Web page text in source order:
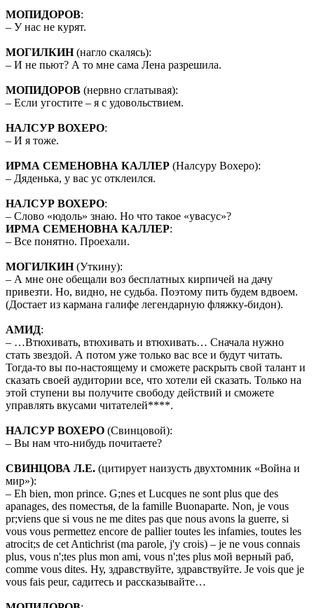
МОПИДОРОВ:
– У нас не курят.
МОГИЛКИН(нагло скалясь):
– И не пьют? А то мне сама Лена разрешила.
МОПИДОРОВ (нервно сглатывая):
– Если угостите – я с удовольствием.
НАЛСУР ВОХЕРО:
– И я тоже.
ИРМА СЕМЕНОВНА КАЛЛЕР (Налсуру Вохеро):
– Дяденька, у вас ус отклеился.
НАЛСУР ВОХЕРО:
– Слово «юдоль» знаю. Но что такое «увасус»?
ИРМА СЕМЕНОВНА КАЛЛЕР:
– Все понятно. Проехали.
МОГИЛКИН(Уткину):
– А мне оне обещали воз бесплатных кирпичей на дачу
привезти. Но, видно, не судьба. Поэтому пить будем вдвоем.
(Достает из кармана галифе легендарную фляжку-бидон).
АМИД:
– …Втюхивать, втюхивать и втюхивать… Сначала нужно
стать звездой. А потом уже только вас все и будут читать.
Тогда-то вы по-настоящему и сможете раскрыть свой талант и
сказать своей аудитории все, что хотели ей сказать. Только на
этой ступени вы получите свободу действий и сможете
управлять вкусами читателей****.
НАЛСУР ВОХЕРО (Свинцовой):
– Вы нам что-нибудь почитаете?
СВИНЦОВА Л.Е. (цитирует наизусть двухтомник «Война и
мир»):
– Eh bien, mon prince. G;nes et Lucques ne sont plus que des
apanages, des поместья, de la famille Buonaparte. Non, je vous
pr;viens que si vous ne me dites pas que nous avons la guerre, si
vous vous permettez encore de pallier toutes les infamies, toutes les
atrocit;s de cet Antichrist (ma parole, j'y crois) – je ne vous connais
plus, vous n';tes plus mon ami, vous n';tes plus мой верный раб,
comme vous dites. Ну, здравствуйте, здравствуйте. Je vois que je
vous fais peur, садитесь и рассказывайте…